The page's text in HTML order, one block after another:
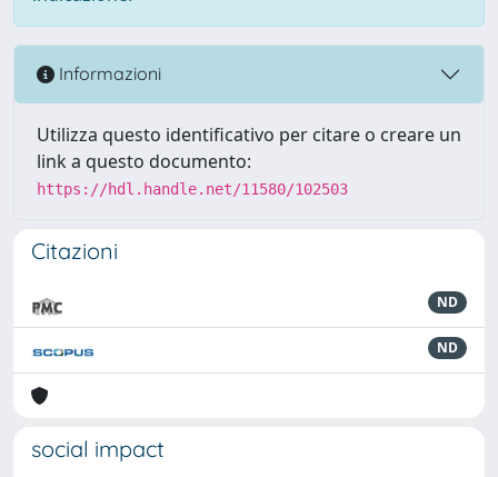
Informazioni
Utilizza questo identificativo per citare o creare un
link a questo documento:
https://hdl.handle.net/11580/102503
Citazioni
ND
ND
social impact